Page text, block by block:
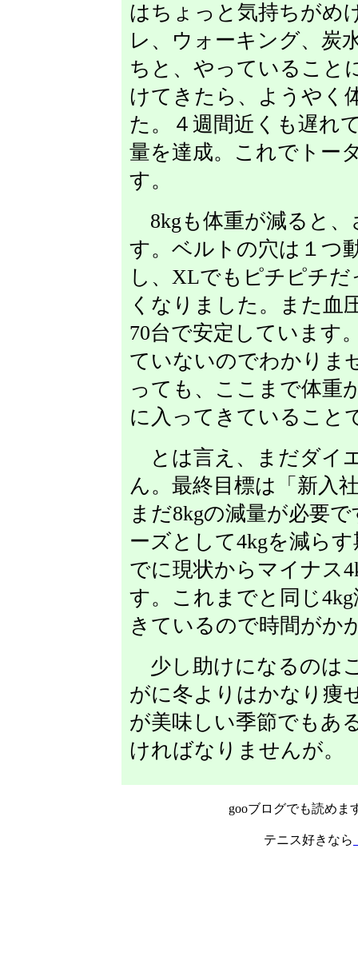
はちょっと気持ちがめ
レ、ウォーキング、炭
ちと、やっていること
けてきたら、ようやく
た。４週間近くも遅れ
量を達成。これでトー
す。
8kgも体重が減ると、
す。ベルトの穴は１つ
し、XLでもピチピチ
くなりました。また血
70台で安定しています
ていないのでわかりま
っても、ここまで体重
に入ってきていること
とは言え、まだダイ
ん。最終目標は「新入
まだ8kgの減量が必要
ーズとして4kgを減ら
でに現状からマイナス
す。これまでと同じ
きているので時間がか
少し助けになるのは
がに冬よりはかなり痩
が美味しい季節でもあ
ければなりませんが。
gooブログでも読めま
テニス好きなら